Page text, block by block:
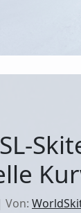
Von: